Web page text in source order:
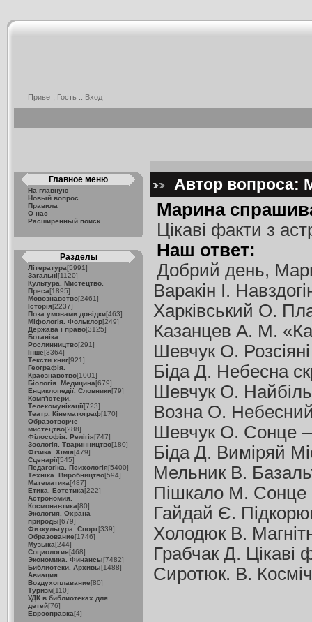
Привет, Гость :: Вход
Главное меню
На главную
Новый вопрос
Правила
О нас
Расширенный поиск
Разделы
Література[5991]
Загальні[1120]
Культура. Мистецтво.
Преса[1895]
Мовознавство[2461]
Історія[2237]
Поза умовами довідки[463]
Міфологія. Фольклор[249]
Держава і право[3125]
Ботаніка.
Рослинництво[291]
Інше[3364]
Тексти книг[921]
Географія.
Краєзнавство[1001]
Біологія. Медицина[679]
Енциклопедії. Словники[79]
Комп'ютери.
Телекомунікації[723]
Театр. Кінематограф[170]
Образотворче
мистецтво[288]
Філософія. Релігія[747]
Зоологія. Тваринництво[180]
Фізика. Хімія[479]
Сценарії[545]
Педагогіка. Психологія[5400]
Техніка. Виробництво[594]
Математика[487]
Етика. Естетика[222]
Астрономия.
Космонавтика[80]
Экология. Охрана
природы[679]
Физкультура. Спорт[339]
Образование[1746]
Музыка[244]
Социология[468]
Экономика. Финансы[7482]
Библиотеки. Архивы[1488]
Авиация.
Воздухоплавание[80]
Туризм[110]
УДК в библиотеках для
детей[76]
Евросправка[4]
Автор вопроса:
Марина
Цікаві факти з
Наш ответ:
Добрий день,
Варакін І.
Харківський О.
Казанцев А. М.
Шевчук О.
Біда Д. Небесна
Шевчук О.
Возна О.
Шевчук О. Сонце
Біда Д. Виміряй
Мельник В.
Пішкало М. Сонце
Гайдай Є.
Холодюк В.
Грабчак Д. Цікаві
Сиротюк. В.